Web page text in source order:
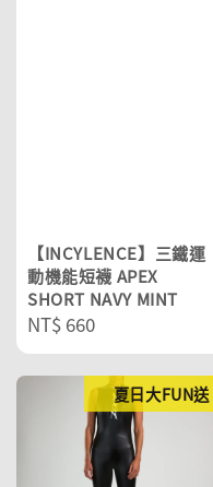
【INCYLENCE】三鐵運
動機能短襪 APEX
SHORT NAVY MINT
Regular
price
NT$ 660
夏日大FUN送